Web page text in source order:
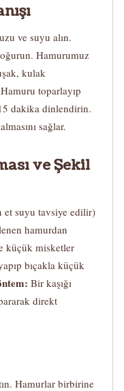
ve suyu alın.
Hamurumuz
kulak
toparlayıp
dakika dinlendirin.
sağlar.
ve Şekil
et suyu tavsiye edilir)
hamurdan
küçük misketler
bıçakla küçük
Bir kaşığı
direkt
Hamurlar birbirine